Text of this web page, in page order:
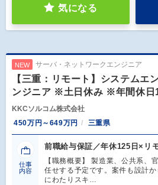
気になる
NEW サーバ・ネットワークエンジニア
【三重：リモート】システムエ
ンジニア ※土日休み ※年間休日
KKCソルコム株式会社
450万円～649万円
三重県
仕事
内容
前職給与保証／年休125日×リ
【職務概要】 製造業、公共系、
任せする予定です。案件も設計
にわたりスキ…